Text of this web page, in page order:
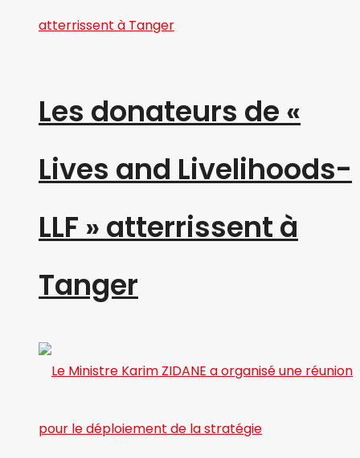
Les donateurs de «
Lives and Livelihoods-
LLF » atterrissent à
Tanger